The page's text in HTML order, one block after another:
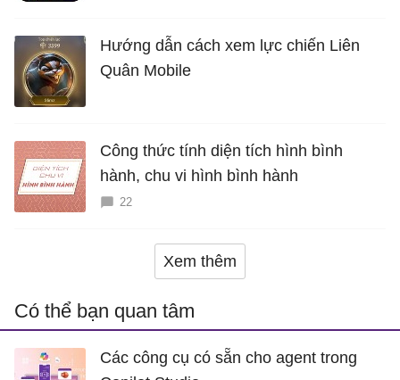
Hướng dẫn cách xem lực chiến Liên
Quân Mobile
Công thức tính diện tích hình bình
hành, chu vi hình bình hành
22
Xem thêm
Có thể bạn quan tâm
Các công cụ có sẵn cho agent trong